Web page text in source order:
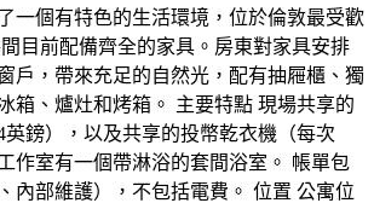
一個有特色的生活環境，位於倫敦最受歡
目前配備齊全的家具。房東對家具安排
戶，帶來充足的自然光，配有抽屜櫃、獨
箱、爐灶和烤箱。 主要特點 現場共享的
鎊），以及共享的投幣乾衣機（每次
作室有一個帶淋浴的套間浴室。 帳單包
內部維護），不包括電費。 位置 公寓位